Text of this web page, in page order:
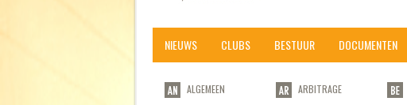
NIEUWS CLUBS BESTUUR DOCUMENTEN
ALGEMEEN ARBITRAGE